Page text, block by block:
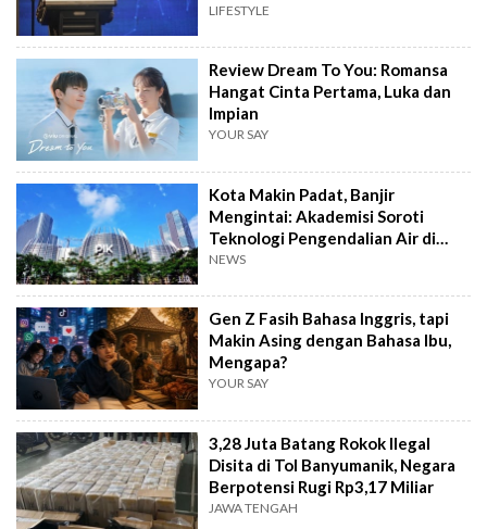
LIFESTYLE
Review Dream To You: Romansa
Hangat Cinta Pertama, Luka dan
Impian
YOUR SAY
Kota Makin Padat, Banjir
Mengintai: Akademisi Soroti
Teknologi Pengendalian Air di
PIK2
NEWS
Gen Z Fasih Bahasa Inggris, tapi
Makin Asing dengan Bahasa Ibu,
Mengapa?
YOUR SAY
3,28 Juta Batang Rokok Ilegal
Disita di Tol Banyumanik, Negara
Berpotensi Rugi Rp3,17 Miliar
JAWA TENGAH